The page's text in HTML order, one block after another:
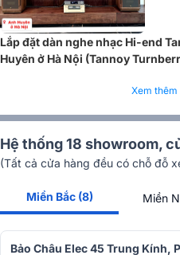
Mặt sau là hệ thống các cổng
Lắp đặt dàn nghe nhạc Hi-end
Huyên ở Hà Nội (Tannoy
Xem
Hệ thống 18 showroom,
(Tất cả cửa hàng đều có chỗ đỗ
Miền Bắc (8) Miền
Bảo Châu Elec 45 Trung Kính,